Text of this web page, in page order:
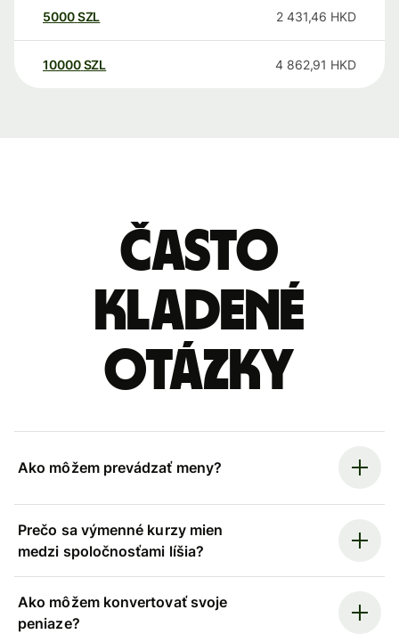
5000SZL 2 431,46 HKD
10000 SZL 4 862,91 HKD
Často
kladené
otázky
Ako môžem prevádzať meny?
Prečo sa výmenné kurzy mien
medzi spoločnosťami líšia?
Ako môžem konvertovať svoje
peniaze?